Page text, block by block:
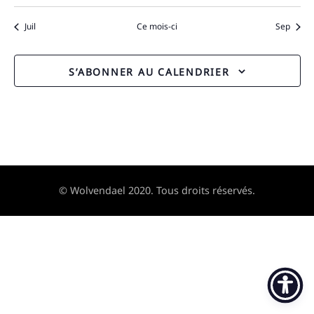
Juil Ce mois-ci Sep
S’ABONNER AU CALENDRIER
© Wolvendael 2020. Tous droits réservés.